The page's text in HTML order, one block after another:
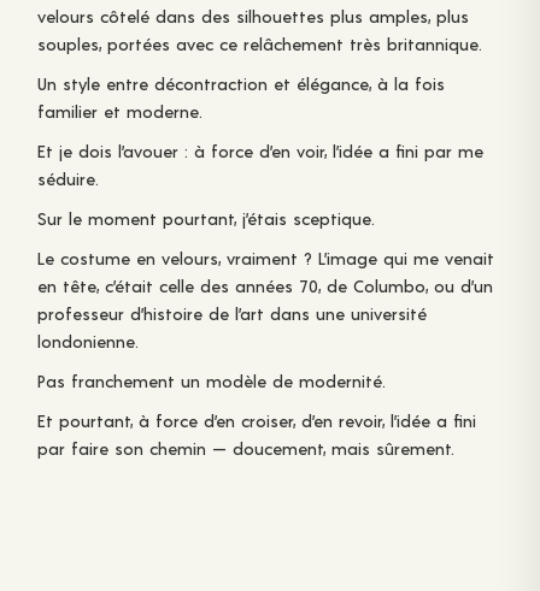
velours côtelé dans des silhouettes plus amples, plus
souples, portées avec ce relâchement très britannique.
Un style entre décontraction et élégance, à la fois
familier et moderne.
Et je dois l’avouer : à force d’en voir, l’idée a fini par me
séduire.
Sur le moment pourtant, j’étais sceptique.
Le costume en velours, vraiment ? L’image qui me venait
en tête, c’était celle des années 70, de Columbo, ou d’un
professeur d’histoire de l’art dans une université
londonienne.
Pas franchement un modèle de modernité.
Et pourtant, à force d’en croiser, d’en revoir, l’idée a fini
par faire son chemin — doucement, mais sûrement.